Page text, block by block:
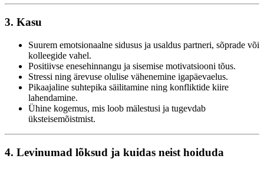
3. Kasu
Suurem emotsionaalne sidusus ja usaldus partneri, sõprade või
kolleegide vahel.
Positiivse enesehinnangu ja sisemise motivatsiooni tõus.
Stressi ning ärevuse olulise vähenemine igapäevaelus.
Pikaajaline suhtepika säilitamine ning konfliktide kiire
lahendamine.
Ühine kogemus, mis loob mälestusi ja tugevdab
üksteisemõistmist.
4. Levinumad lõksud ja kuidas neist hoiduda